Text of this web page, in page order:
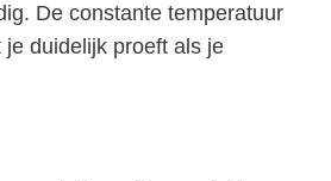
De constante temperatuur
duidelijk proeft als je